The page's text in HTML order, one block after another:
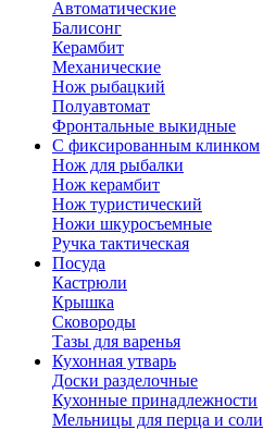
Автоматические
Балисонг
Керамбит
Механические
Нож рыбацкий
Полуавтомат
Фронтальные выкидные
С фиксированным клинком
Нож для рыбалки
Нож керамбит
Нож туристический
Ножи шкуросъемные
Ручка тактическая
Посуда
Кастрюли
Крышка
Сковороды
Тазы для варенья
Кухонная утварь
Доски разделочные
Кухонные принадлежности
Мельницы для перца и соли